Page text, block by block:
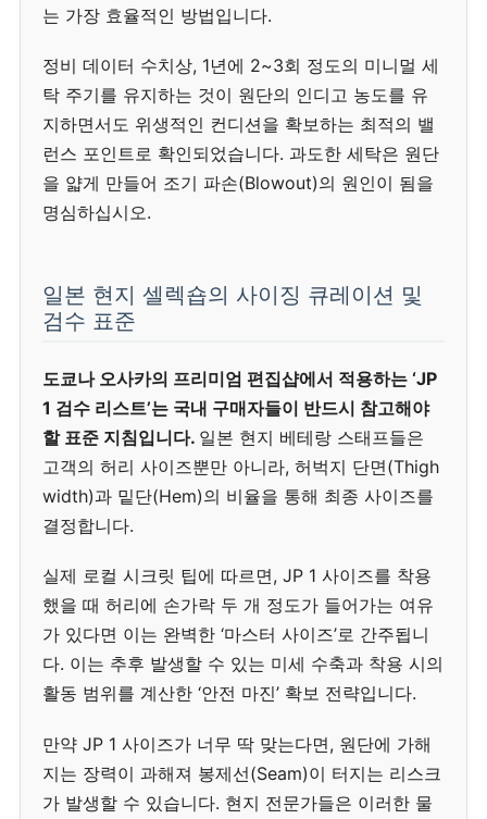
는 가장 효율적인 방법입니다.
정비 데이터 수치상, 1년에 2~3회 정도의 미니멀 세
탁 주기를 유지하는 것이 원단의 인디고 농도를 유
지하면서도 위생적인 컨디션을 확보하는 최적의 밸
런스 포인트로 확인되었습니다. 과도한 세탁은 원단
을 얇게 만들어 조기 파손(Blowout)의 원인이 됨을
명심하십시오.
일본 현지 셀렉숍의 사이징 큐레이션 및
검수 표준
도쿄나 오사카의 프리미엄 편집샵에서 적용하는 ‘JP
1 검수 리스트’는 국내 구매자들이 반드시 참고해야
할 표준 지침입니다. 일본 현지 베테랑 스태프들은
고객의 허리 사이즈뿐만 아니라, 허벅지 단면(Thigh
width)과 밑단(Hem)의 비율을 통해 최종 사이즈를
결정합니다.
실제 로컬 시크릿 팁에 따르면, JP 1 사이즈를 착용
했을 때 허리에 손가락 두 개 정도가 들어가는 여유
가 있다면 이는 완벽한 ‘마스터 사이즈’로 간주됩니
다. 이는 추후 발생할 수 있는 미세 수축과 착용 시의
활동 범위를 계산한 ‘안전 마진’ 확보 전략입니다.
만약 JP 1 사이즈가 너무 딱 맞는다면, 원단에 가해
지는 장력이 과해져 봉제선(Seam)이 터지는 리스크
가 발생할 수 있습니다. 현지 전문가들은 이러한 물